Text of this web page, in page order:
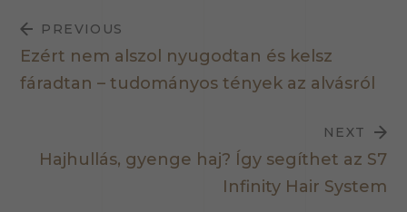
PREVIOUS
Ezért nem alszol nyugodtan és kelsz
fáradtan – tudományos tények az alvásról
NEXT
Hajhullás, gyenge haj? Így segíthet az S7
Infinity Hair System